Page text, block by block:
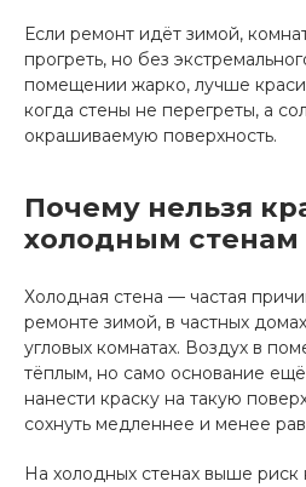
Если ремонт идёт зимой,
прогреть, но без
помещении жарко, лучше
когда стены не перегреты, а
окрашиваемую поверхность.
Почему нельзя
холодным стенам
Холодная стена — частая
ремонте зимой, в частных
угловых комнатах. Воздух в
тёплым, но само основание
нанести краску на такую
сохнуть медленнее и менее
На холодных стенах выше риск